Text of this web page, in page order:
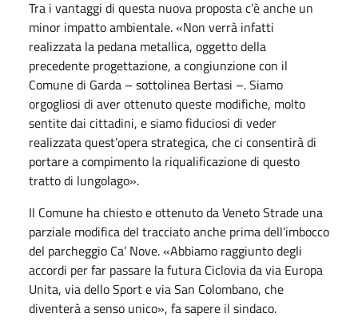
Tra i vantaggi di questa nuova proposta c’è anche un
minor impatto ambientale. «Non verrà infatti
realizzata la pedana metallica, oggetto della
precedente progettazione, a congiunzione con il
Comune di Garda – sottolinea Bertasi –. Siamo
orgogliosi di aver ottenuto queste modifiche, molto
sentite dai cittadini, e siamo fiduciosi di veder
realizzata quest’opera strategica, che ci consentirà di
portare a compimento la riqualificazione di questo
tratto di lungolago».
Il Comune ha chiesto e ottenuto da Veneto Strade una
parziale modifica del tracciato anche prima dell’imbocco
del parcheggio Ca’ Nove. «Abbiamo raggiunto degli
accordi per far passare la futura Ciclovia da via Europa
Unita, via dello Sport e via San Colombano, che
diventerà a senso unico», fa sapere il sindaco.